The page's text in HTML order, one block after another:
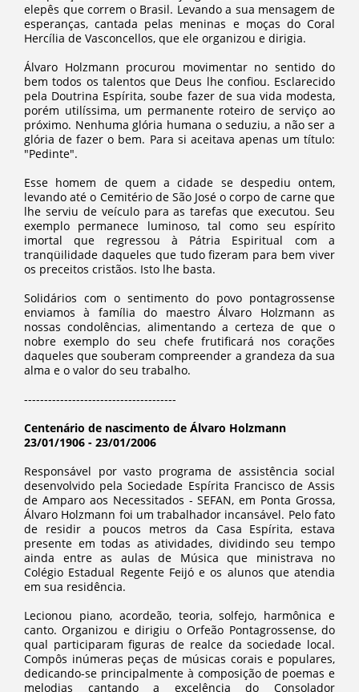
elepês que correm o Brasil. Levando a sua mensagem de
esperanças, cantada pelas meninas e moças do Coral
Hercília de Vasconcellos, que ele organizou e dirigia.
Álvaro Holzmann procurou movimentar no sentido do
bem todos os talentos que Deus lhe confiou. Esclarecido
pela Doutrina Espírita, soube fazer de sua vida modesta,
porém utilíssima, um permanente roteiro de serviço ao
próximo. Nenhuma glória humana o seduziu, a não ser a
glória de fazer o bem. Para si aceitava apenas um título:
"Pedinte".
Esse homem de quem a cidade se despediu ontem,
levando até o Cemitério de São José o corpo de carne que
lhe serviu de veículo para as tarefas que executou. Seu
exemplo permanece luminoso, tal como seu espírito
imortal que regressou à Pátria Espiritual com a
tranqüilidade daqueles que tudo fizeram para bem viver
os preceitos cristãos. Isto lhe basta.
Solidários com o sentimento do povo pontagrossense
enviamos à família do maestro Álvaro Holzmann as
nossas condolências, alimentando a certeza de que o
nobre exemplo do seu chefe frutificará nos corações
daqueles que souberam compreender a grandeza da sua
alma e o valor do seu trabalho.
--------------------------------------
Centenário de nascimento de Álvaro Holzmann
23/01/1906 - 23/01/2006
Responsável por vasto programa de assistência social
desenvolvido pela Sociedade Espírita Francisco de Assis
de Amparo aos Necessitados - SEFAN, em Ponta Grossa,
Álvaro Holzmann foi um trabalhador incansável. Pelo fato
de residir a poucos metros da Casa Espírita, estava
presente em todas as atividades, dividindo seu tempo
ainda entre as aulas de Música que ministrava no
Colégio Estadual Regente Feijó e os alunos que atendia
em sua residência.
Lecionou piano, acordeão, teoria, solfejo, harmônica e
canto. Organizou e dirigiu o Orfeão Pontagrossense, do
qual participaram figuras de realce da sociedade local.
Compôs inúmeras peças de músicas corais e populares,
dedicando-se principalmente à composição de poemas e
melodias cantando a excelência do Consolador